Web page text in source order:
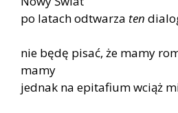
po latach odtwarza ten
nie będę pisać, że mamy
mamy
jednak na epitafium wciąż mi